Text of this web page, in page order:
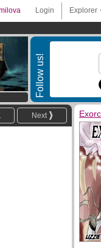
Explorer
Login
Follow us!
Next